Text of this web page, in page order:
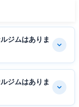
ジムはありま
ジムはありま